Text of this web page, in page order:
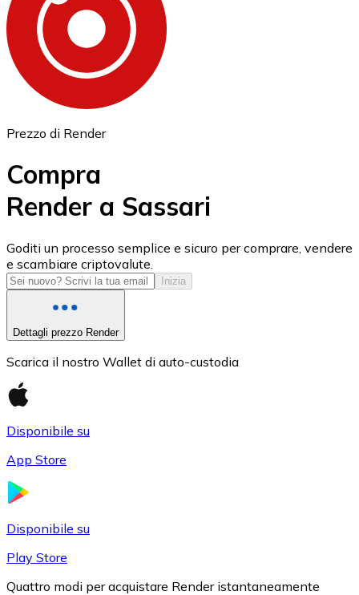
Ethereum
ETH
USD Coin
USDC
Prezzo di Render
Compra
Render a Sassari
Goditi un processo semplice e sicuro per comprare, vendere
e scambiare criptovalute.
Inizia
Dettagli prezzo Render
Scarica il nostro Wallet di auto-custodia
Disponibile su
App Store
Disponibile su
Play Store
Quattro modi per acquistare Render istantaneamente